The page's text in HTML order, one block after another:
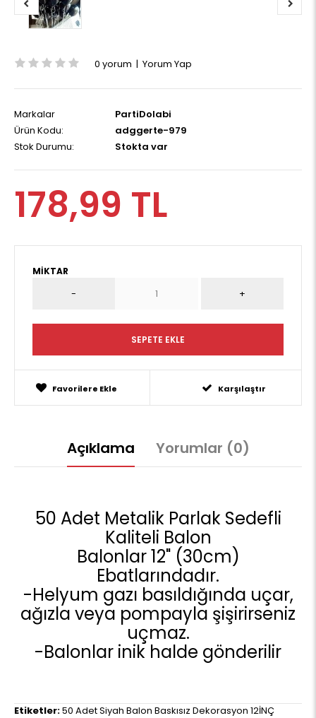
0 yorum | Yorum Yap
Markalar
PartiDolabi
Ürün Kodu:
adggerte-979
Stok Durumu:
Stokta var
178,99 TL
MIKTAR
Favorilere Ekle Karşılaştır
Açıklama Yorumlar (0)
50 Adet Metalik Parlak Sedefli
Kaliteli Balon
Balonlar 12" (30cm)
Ebatlarındadır.
-Helyum gazı basıldığında uçar,
ağızla veya pompayla şişirirseniz
uçmaz.
-Balonlar inik halde gönderilir
Etiketler:50 Adet Siyah Balon Baskısız Dekorasyon 12İNÇ